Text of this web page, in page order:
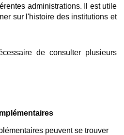
administrations. Il est utile
sur l'histoire des institutions et
de consulter plusieurs
peuvent se trouver